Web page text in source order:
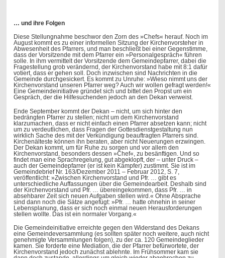
… und ihre Folgen
Diese Stellungnahme beschwor den Zorn des »Chefs« herauf. Noch im
August kommt es zu einer informellen Sitzung der Kirchenvorsteher in
Abwesenheit des Pfarrers, und man beschließt bei einer Gegenstimme,
dass der Vorsitzende mit dem Pfarrer ein »Personalgespräch« führen
solle. In ihm vermittelt der Vorsitzende dem Gemeindepfarrer, dabei die
Fragestellung grob verändernd, der Kirchenvorstand habe mit 8:1 dafür
votiert, dass er gehen soll. Doch inzwischen sind Nachrichten in die
Gemeinde durchgesickert. Es kommt zu Unruhe: »Wieso nimmt uns der
Kirchenvorstand unseren Pfarrer weg? Auch wir wollen gefragt werden!«
Eine Gemeindeinitiative gründet sich und bittet den Propst um ein
Gespräch, der die Hilfesuchenden jedoch an den Dekan verweist.
Ende September kommt der Dekan – nicht, um sich hinter den
bedrängten Pfarrer zu stellen; nicht um dem Kirchenvorstand
klarzumachen, dass er nicht einfach einen Pfarrer absetzen kann; nicht
um zu verdeutlichen, dass Fragen der Gottesdienstgestaltung nun
wirklich Sache des mit der Verkündigung beauftragten Pfarrers sind.
Kirchenälteste können ihn beraten, aber nicht Neuerungen erzwingen.
Der Dekan kommt, um für Ruhe zu sorgen und vor allem den
Kirchenvorstand, besonders dessen »Chef«, zu besänftigen. Und so
findet man eine Sprachregelung, gut abgeklopft, der – unter Druck –
auch der Gemeindepfarrer (er ist kein Kämpfer) zustimmt. Sie ist im
Gemeindebrief Nr. 163/Dezember 2011 – Februar 2012, S. 7,
veröffentlicht: »Zwischen Kirchenvorstand und Pfr. … gibt es
unterschiedliche Auffassungen über die Gemeindearbeit. Deshalb sind
der Kirchenvorstand und Pfr. … übereingekommen, dass Pfr. … in
absehbarer Zeit sich neuen Aufgaben stellen wird.« Ohne Absprache
sind dann noch die Sätze angefügt: »Pfr. … hatte ohnehin in seiner
Lebensplanung, dass er sich noch einmal neuen Herausforderungen
stellen wollte. Das ist ein normaler Vorgang.«
Die Gemeindeinitiative erreichte gegen den Widerstand des Dekans
eine Gemeindeversammlung (es sollten später noch weitere, auch nicht
genehmigte Versammlungen folgen), zu der ca. 120 Gemeindeglieder
kamen. Sie forderte eine Mediation, die der Pfarrer befürwortete, der
Kirchenvorstand jedoch zunächst ablehnte. Im Frühsommer kam sie